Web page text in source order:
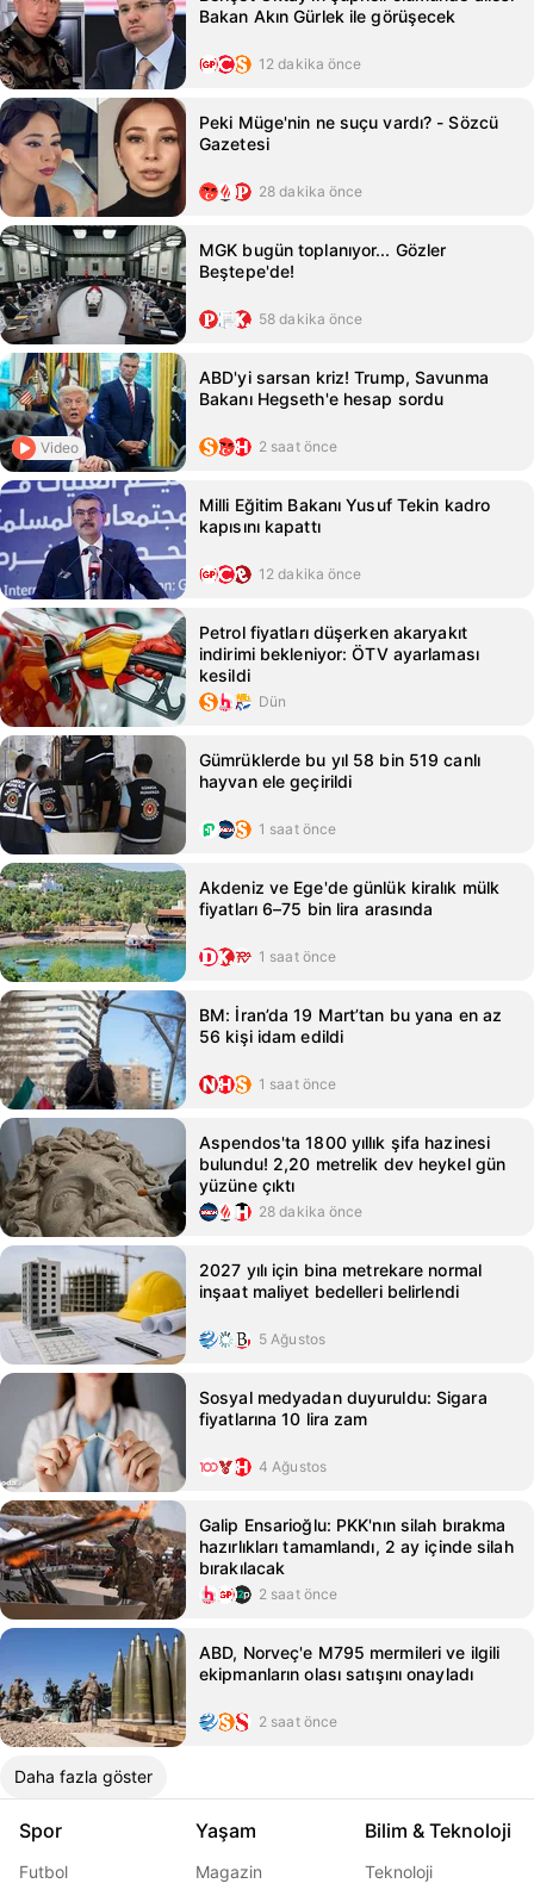
Bakan Akın Gürlek ile görüşecek
12 dakika önce
Peki Müge'nin ne suçu vardı? - Sözcü
Gazetesi
28 dakika önce
MGK bugün toplanıyor... Gözler
Beştepe'de!
58 dakika önce
Video
ABD'yi sarsan kriz! Trump, Savunma
Bakanı Hegseth'e hesap sordu
2 saat önce
Milli Eğitim Bakanı Yusuf Tekin kadro
kapısını kapattı
12 dakika önce
Petrol fiyatları düşerken akaryakıt
indirimi bekleniyor: ÖTV ayarlaması
kesildi
Dün
Gümrüklerde bu yıl 58 bin 519 canlı
hayvan ele geçirildi
1 saat önce
Akdeniz ve Ege'de günlük kiralık mülk
fiyatları 6–75 bin lira arasında
1 saat önce
BM: İran’da 19 Mart’tan bu yana en az
56 kişi idam edildi
1 saat önce
Aspendos'ta 1800 yıllık şifa hazinesi
bulundu! 2,20 metrelik dev heykel gün
yüzüne çıktı
28 dakika önce
2027 yılı için bina metrekare normal
inşaat maliyet bedelleri belirlendi
5 Ağustos
Sosyal medyadan duyuruldu: Sigara
fiyatlarına 10 lira zam
4 Ağustos
Galip Ensarioğlu: PKK'nın silah bırakma
hazırlıkları tamamlandı, 2 ay içinde silah
bırakılacak
2 saat önce
ABD, Norveç'e M795 mermileri ve ilgili
ekipmanların olası satışını onayladı
2 saat önce
Daha fazla göster
Spor
Futbol
Yaşam
Magazin
Bilim & Teknoloji
Teknoloji